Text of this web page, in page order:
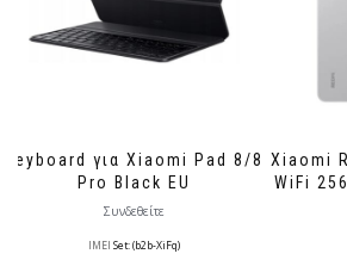
Keyboard για Xiaomi Pad 8/8
Pro Black EU
Συνδεθείτε
IMEI Set: (b2b-XiFq)
Xiaomi
WiFi